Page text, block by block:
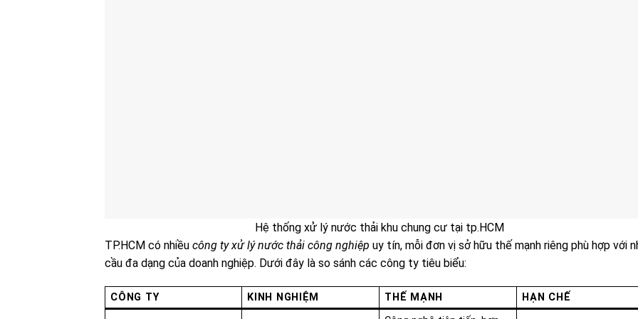
Hệ thống xử lý nước thải khu chung cư tại tp.HCM
TP.HCM có nhiều công ty xử lý nước thải công nghiệp uy tín, mỗi đơn vị sở hữu thế mạnh riêng phù hợp với
cầu đa dạng của doanh nghiệp. Dưới đây là so sánh các công ty tiêu biểu:
CÔNG TY KINH NGHIỆM THẾ MẠNH
HẠN CHẾ